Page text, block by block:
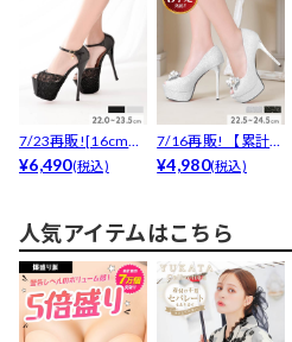
7/23再販![16cmヒ
ール]チャー...
¥6,490(税込)
7/16再販! 【累計販
売3000足以...
¥4,980(税込)
人気アイテムはこちら